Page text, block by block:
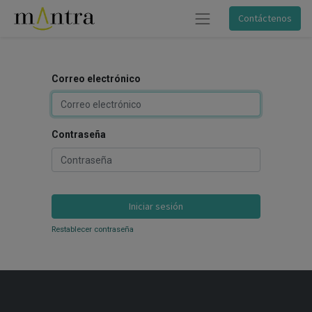
Contáctenos
Correo electrónico
Contraseña
Iniciar sesión
Restablecer contraseña